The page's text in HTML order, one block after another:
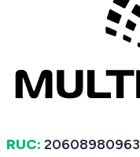
RUC: 20608980963